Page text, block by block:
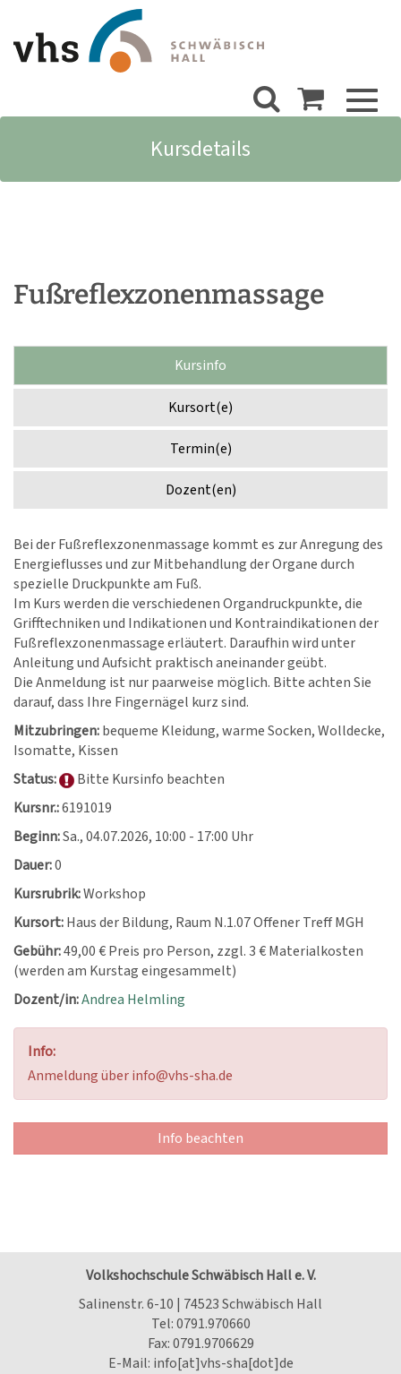
Kursdetails
Fußreflexzonenmassage
Kursinfo
Kursort(e)
Termin(e)
Dozent(en)
Bei der Fußreflexzonenmassage kommt es zur Anregung des
Energieflusses und zur Mitbehandlung der Organe durch
spezielle Druckpunkte am Fuß.
Im Kurs werden die verschiedenen Organdruckpunkte, die
Grifftechniken und Indikationen und Kontraindikationen der
Fußreflexzonenmassage erläutert. Daraufhin wird unter
Anleitung und Aufsicht praktisch aneinander geübt.
Die Anmeldung ist nur paarweise möglich. Bitte achten Sie
darauf, dass Ihre Fingernägel kurz sind.
Mitzubringen:bequeme Kleidung, warme Socken, Wolldecke,
Isomatte, Kissen
Status:
Bitte Kursinfo beachten
Kursnr.:6191019
Beginn:Sa., 04.07.2026, 10:00 - 17:00 Uhr
Dauer:0
Kursrubrik:Workshop
Kursort:Haus der Bildung, Raum N.1.07 Offener Treff MGH
Gebühr:49,00 € Preis pro Person, zzgl. 3 € Materialkosten
(werden am Kurstag eingesammelt)
Dozent/in:Andrea Helmling
Info:
Anmeldung über info@vhs-sha.de
Info beachten
Volkshochschule Schwäbisch Hall e. V.
Salinenstr. 6-10 | 74523 Schwäbisch Hall
Tel:0791.970660
Fax: 0791.9706629
E-Mail: info[at]vhs-sha[dot]de